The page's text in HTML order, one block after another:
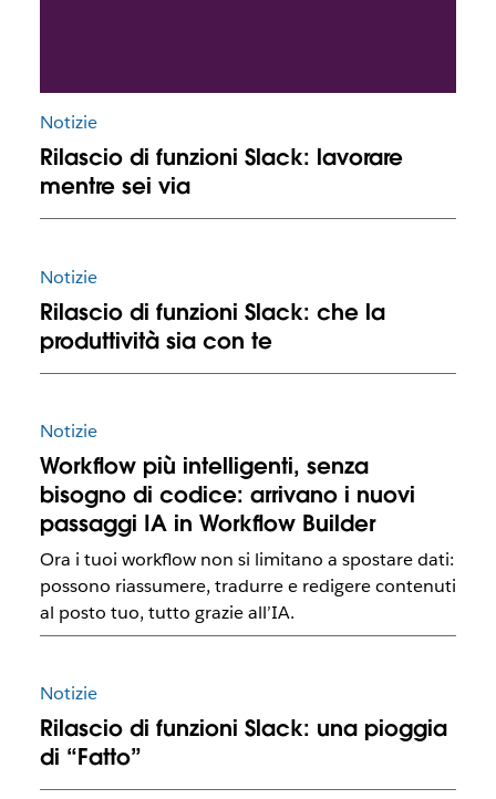
Notizie
Rilascio di funzioni Slack: lavorare
mentre sei via
Notizie
Rilascio di funzioni Slack: che la
produttività sia con te
Notizie
Workflow più intelligenti, senza
bisogno di codice: arrivano i nuovi
passaggi IA in Workflow Builder
Ora i tuoi workflow non si limitano a spostare dati:
possono riassumere, tradurre e redigere contenuti
al posto tuo, tutto grazie all’IA.
Notizie
Rilascio di funzioni Slack: una pioggia
di “Fatto”